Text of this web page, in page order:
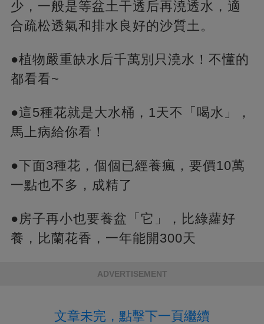
少，一般是等盆土干透后再澆透水，適
合疏松透氣和排水良好的沙質土。
●植物嚴重缺水后千萬別只澆水！不懂的
都看看~
●這5種花就是大水桶，1天不「喝水」，
馬上病給你看！
●下面3種花，個個已經養瘋，要價10萬
一點也不多，成精了
●房子再小也要養盆「它」，比綠蘿好
養，比蘭花香，一年能開300天
ADVERTISEMENT
文章未完，點擊下一頁繼續